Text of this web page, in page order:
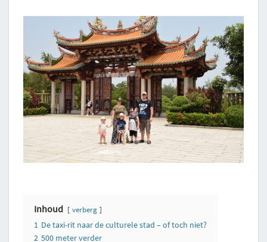
Inhoud verberg
1 De taxi-rit naar de culturele stad – of toch niet?
2 500 meter verder